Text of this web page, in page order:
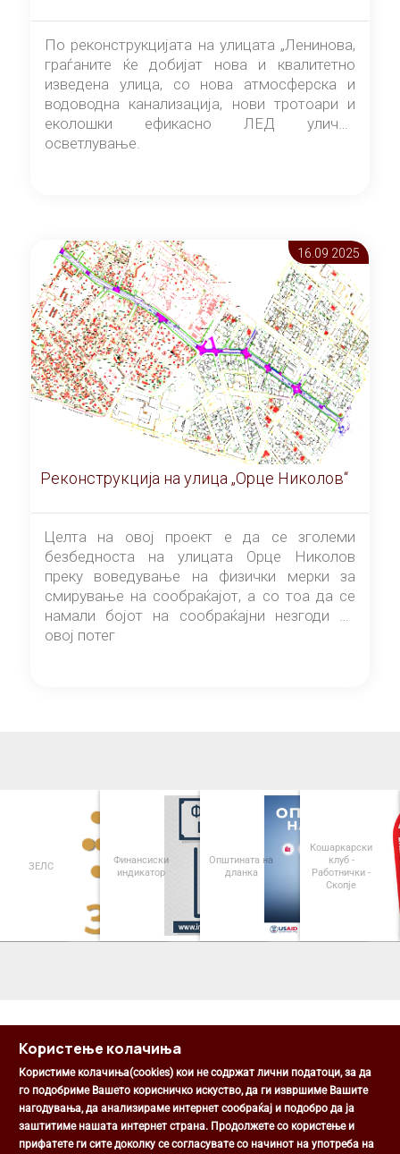
По реконструкцијата на улицата „Ленинова,
граѓаните ќе добијат нова и квалитетно
изведена улица, со нова атмосферска и
водоводна канализација, нови тротоари и
еколошки ефикасно ЛЕД улично
осветлување.
16.09 2025
Реконструкција на улица „Орце Николов“
Целта на овој проект е да се зголеми
безбедноста на улицата Орце Николов
преку воведување на физички мерки за
смирување на сообраќајот, а со тоа да се
намали бојот на сообраќајни незгоди на
овој потег
ЗЕЛС
Финансиски
индикатор
Општината на
дланка
Кошаркарски
клуб -
Работнички -
Скопје
Општина Центар
Михаил Цоков бр. 1, Скопје
Користење колачиња
Користиме колачиња(cookies) кои не содржат лични податоци, за да
го подобриме Вашето корисничко искуство, да ги извршиме Вашите
нагодувања, да анализираме интернет сообраќај и подобро да ја
заштитиме нашата интернет страна. Продолжете со користење и
прифатете ги сите доколку се согласувате со начинот на употреба на